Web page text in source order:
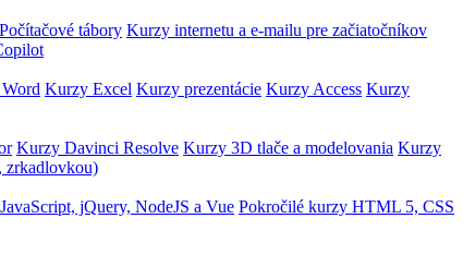
Počítačové tábory Kurzy internetu a e-mailu pre začiatočníkov
Kurzy Excel Kurzy prezentácie Kurzy Access Kurzy
Kurzy Davinci Resolve Kurzy 3D tlače a modelovania Kurzy
zrkadlovkou)
jQuery, NodeJS a Vue Pokročilé kurzy HTML 5, CSS